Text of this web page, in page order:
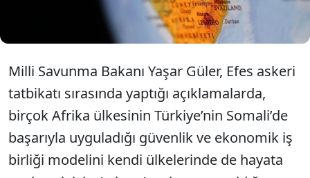
Milli Savunma Bakanı Yaşar Güler, Efes askeri
tatbikatı sırasında yaptığı açıklamalarda,
birçok Afrika ülkesinin Türkiye’nin Somali’de
başarıyla uyguladığı güvenlik ve ekonomik iş
birliği modelini kendi ülkelerinde de hayata